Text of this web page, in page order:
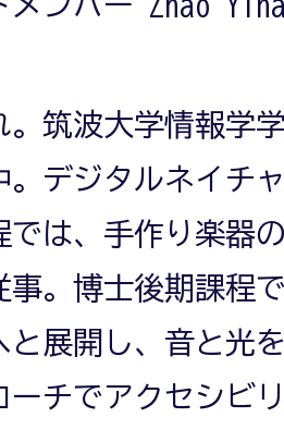
。筑波大学情報学
。デジタルネイチ
では、手作り楽器
事。博士後期課程
と展開し、音と光
ーチでアクセシビ